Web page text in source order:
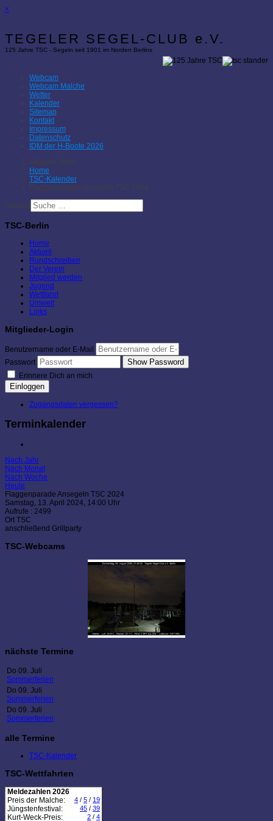
×
TEGELER SEGEL-CLUB e.V.
125 Jahre TSC - Segeln seit 1901 im Norden Berlins
Webcam
Webcam Malche
Wetter
Kalender
Sitemap
Kontakt
Impressum
Datenschutz
IDM der H-Boote 2026
Aktuelle Seite:
Home
TSC-Kalender
Flaggenparade Ansegeln TSC 2024
Suchen
TSC-Berlin
Home
Aktuell
Rundschreiben
Der Verein
Mitglied werden
Jugend
Wettfahrt
Umwelt
Links
Mitglieder-Login
Benutzername oder E-Mail
Passwort
Show Password
Erinnere Dich an mich
Einloggen
Zugangsdaten vergessen?
Terminkalender
Nach Jahr
Nach Monat
Nach Woche
Heute
Flaggenparade Ansegeln TSC 2024
Samstag, 13. April 2024, 14:00 Uhr
Aufrufe : 2499
Ort TSC
anschließend Grillparty
TSC-Webcams
nächste Termine
Do 09. Juli
Sommerferien
Do 09. Juli
Sommerferien
Do 09. Juli
Sommerferien
alle Termine
TSC-Kalender
TSC-Wettfahrten
Meldezahlen 2026
Preis der Malche:
4 / 5 / 19
Jüngstenfestival: 45 / 39
Kurt-Weck-Preis: 2 / 4